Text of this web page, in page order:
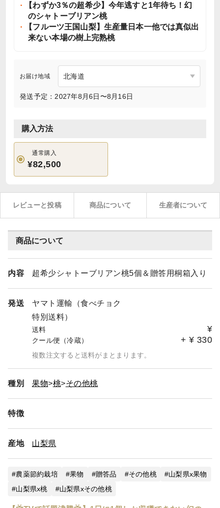
【わずか3％の超希少】今年逃すと1年待ち！幻
のシャトーブリアン桃
【フルーツ王国山梨】生産量日本一他では真似出
来ない本場の樹上完熟桃
お届け地域
発送予定：2027年8月6日〜8月16日
購入方法
通常購入
¥82,500
レビューと投稿 商品について 生産者について
商品について
内容 超希少シャトーブリアン桃5個＆贈答用桐箱入り
発送
ヤマト運輸（食べチョク
特別送料）
送料 ¥
クール便（冷蔵） + ¥ 330
複数注文すると送料がまとまります。
種別 果物 桃 その他桃
特徴
産地 山梨県
農薬節約栽培 果物 贈答品 その他桃
山梨県x果物
山梨県x桃
山梨県xその他桃